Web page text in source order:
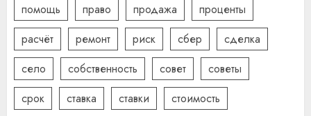
помощь
право продажа
проценты
расчёт
ремонт риск сбер
сделка
село
собственность совет
советы
срок
ставка ставки
стоимость